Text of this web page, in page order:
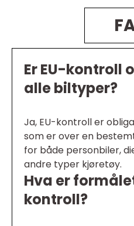
Er EU-kontroll
alle biltyper?
Ja, EU-kontroll er
som er over en
for både personbiler,
andre typer kjøretøy.
Hva er
kontroll?